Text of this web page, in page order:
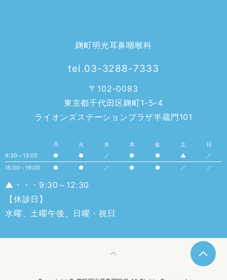
麹町明光耳鼻咽喉科
tel.03-3288-7333
〒102-0083
東京都千代田区麹町1-5-4
ライオンズステーションプラザ半蔵門101
月 火 水 木 金 土
日
9:30～13:00
● ● ／ ● ● ▲
／
15:00～19:00
● ● ／ ● ● ／ ／
▲・・・9:30～12:30
【休診日】
水曜、土曜午後、日曜・祝日